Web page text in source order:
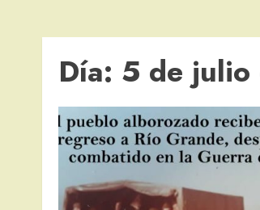
Día: 5 de